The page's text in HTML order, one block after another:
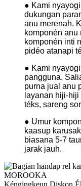
● Kami
dukungan
anu merenah.
komponén anu
komponén inti
pidéo atanapi
● Kami
pangguna.
purna jual anu
layanan hiji-
téks, sareng
● Umur
kaasup
biasana 5-7
jarak jauh.
Kéngingkeun Diskon